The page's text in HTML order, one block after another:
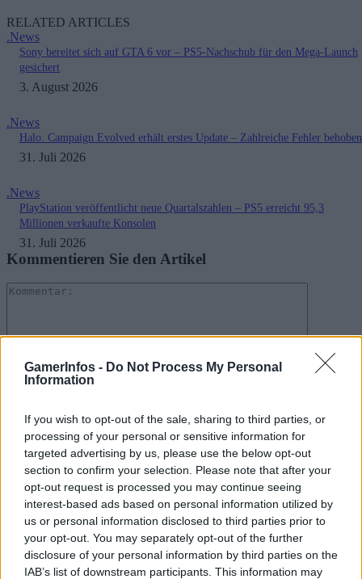
GamerInfos - Do Not Process My Personal
Information
If you wish to opt-out of the sale, sharing to third parties, or
processing of your personal or sensitive information for
targeted advertising by us, please use the below opt-out
section to confirm your selection. Please note that after your
opt-out request is processed you may continue seeing
interest-based ads based on personal information utilized by
us or personal information disclosed to third parties prior to
your opt-out. You may separately opt-out of the further
disclosure of your personal information by third parties on the
IAB’s list of downstream participants. This information may
RELATED ARTICLES
.News
Sony bereitet sich auf GTA 6 vor – PS5-Nachschub für den Mega-Launch
gesichert
3. August 2026
.News
Halo: Campaign Evolved erhält erstes Update – Zahlreiche Fehler behoben
31. Juli 2026
.News
PlayStation veröffentlicht neue Quartalszahlen – PS5 erreicht 95,3
Millionen verkaufte Konsolen
31. Juli 2026
Kommentieren Sie den Artikel
Bitte geben Sie hier Ihren Namen ein
E-
Mail:*
Sie haben eine falsche E-Mail-Adresse eingegeben!
Bitte geben Sie hier Ihre E-Mail-Adresse ein
Website: